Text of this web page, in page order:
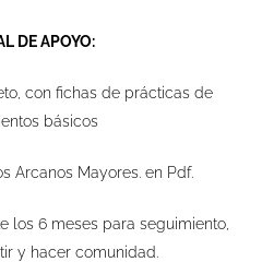
DE APOYO:
con fichas de prácticas de
básicos
Arcanos Mayores. en Pdf.
los 6 meses para seguimiento,
y hacer comunidad.